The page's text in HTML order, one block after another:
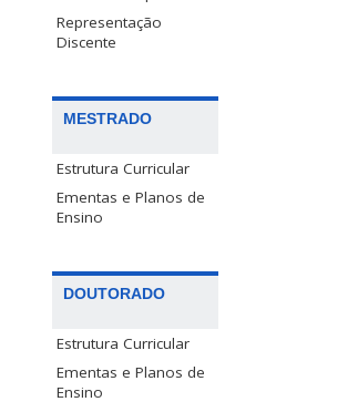
Representação
Discente
MESTRADO
Estrutura Curricular
Ementas e Planos de
Ensino
DOUTORADO
Estrutura Curricular
Ementas e Planos de
Ensino